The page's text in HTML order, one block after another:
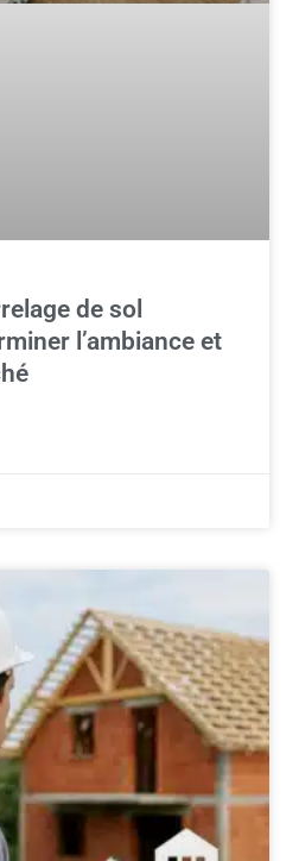
de sol
l’ambiance et